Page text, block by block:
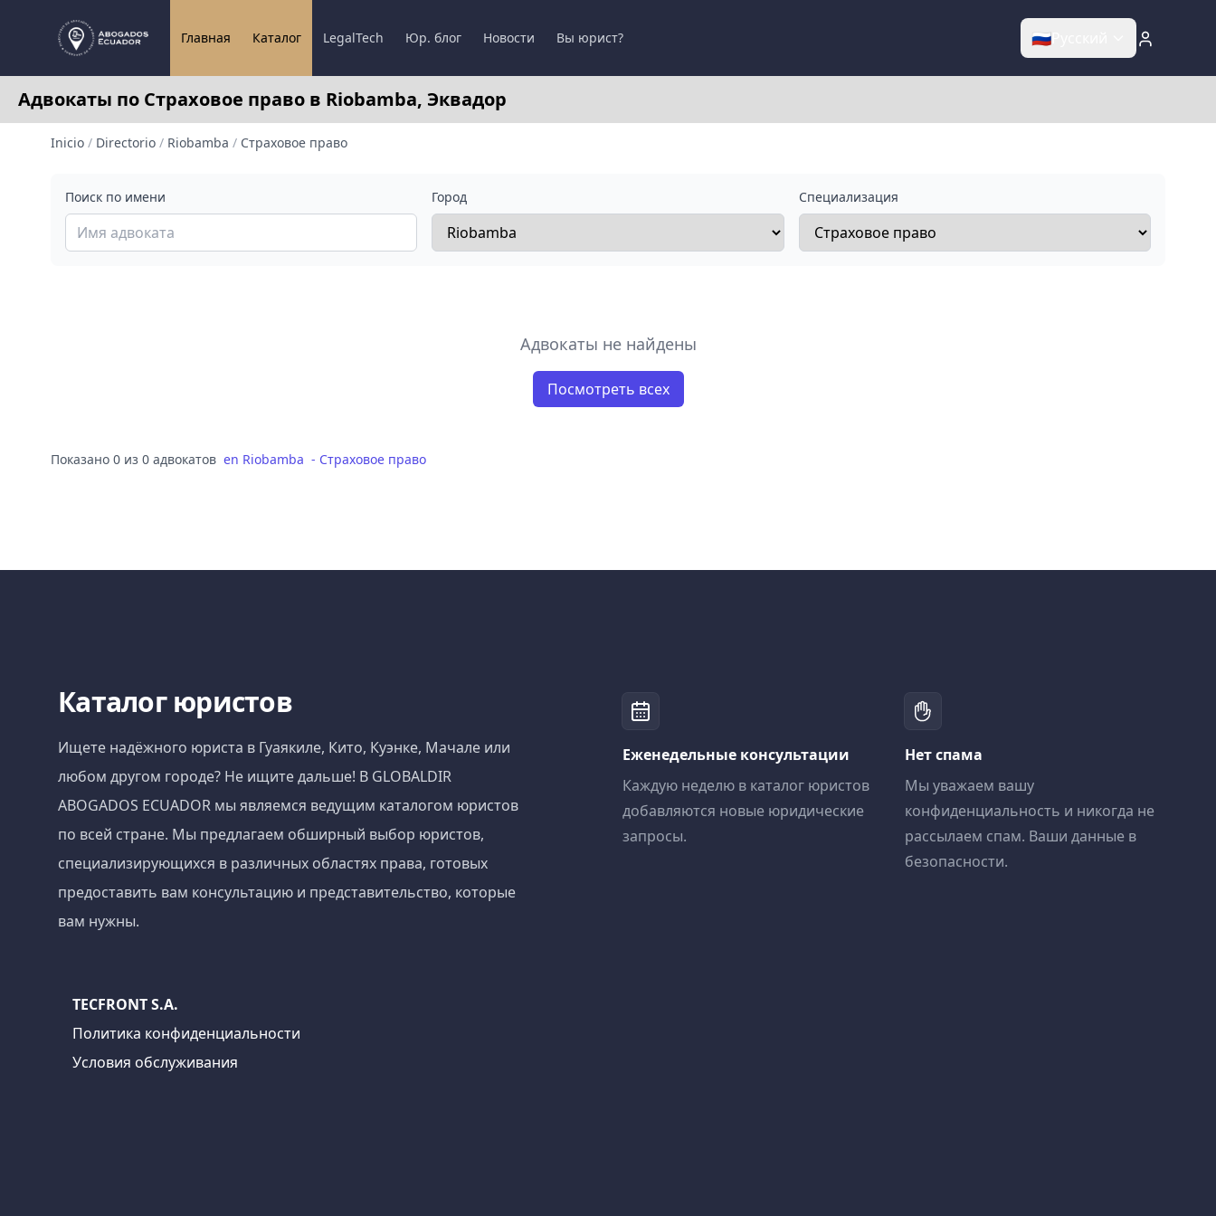
Главная Каталог LegalTech Юр. блог Новости Вы юрист? 🇷🇺
Адвокаты по Страховое право в Riobamba, Эквадор
Inicio / Directorio / Riobamba / Страховое право
Поиск по имени Город Специализация
Адвокаты не найдены
Посмотреть всех
Показано 0 из 0 адвокатов en Riobamba - Страховое право
Каталог юристов
Ищете надёжного юриста в Гуаякиле, Кито, Куэнке, Мачале или
любом другом городе? Не ищите дальше! В GLOBALDIR
ABOGADOS ECUADOR мы являемся ведущим каталогом юристов
по всей стране. Мы предлагаем обширный выбор юристов,
специализирующихся в различных областях права, готовых
предоставить вам консультацию и представительство, которые
вам нужны.
Еженедельные консультации
Каждую неделю в каталог юристов
добавляются новые юридические
запросы.
Нет спама
Мы уважаем вашу
конфиденциальность и никогда не
рассылаем спам. Ваши данные в
безопасности.
TECFRONT S.A.
Политика конфиденциальности
Условия обслуживания